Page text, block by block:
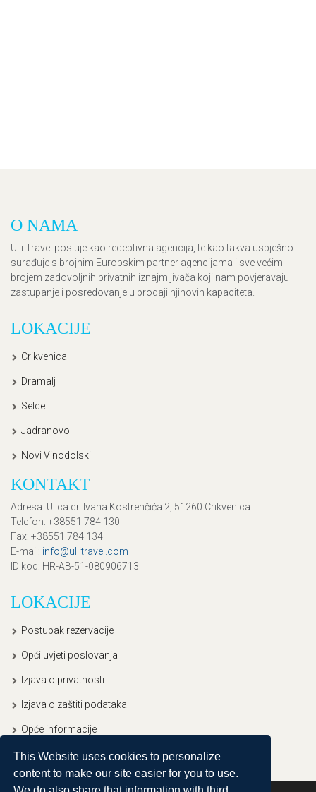
This Website uses cookies to personalize
content to make our site easier for you to use.
O NAMA
Ulli Travel posluje kao receptivna agencija, te kao takva uspješno
surađuje s brojnim Europskim partner agencijama i sve većim
brojem zadovoljnih privatnih iznajmljivača koji nam povjeravaju
zastupanje i posredovanje u prodaji njihovih kapaciteta.
LOKACIJE
Crikvenica
Dramalj
Selce
Jadranovo
Novi Vinodolski
KONTAKT
Adresa: Ulica dr. Ivana Kostrenčića 2, 51260 Crikvenica
Telefon: +38551 784 130
Fax: +38551 784 134
E-mail : info@ullitravel.com
ID kod: HR-AB-51-080906713
LOKACIJE
Postupak rezervacije
Opći uvjeti poslovanja
Izjava o privatnosti
Izjava o zaštiti podataka
Opće informacije